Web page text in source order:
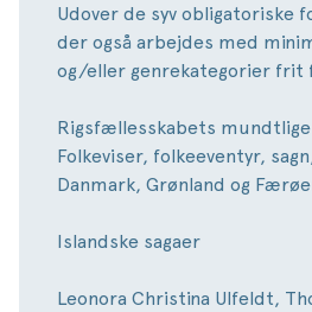
Udover de syv obligatoriske
der også arbejdes med
og/eller genrekategorier
Rigsfællesskabets
Folkeviser, folkeeventyr,
Danmark, Grønland og
Islandske sagaer
Leonora Christina Ulfeldt,